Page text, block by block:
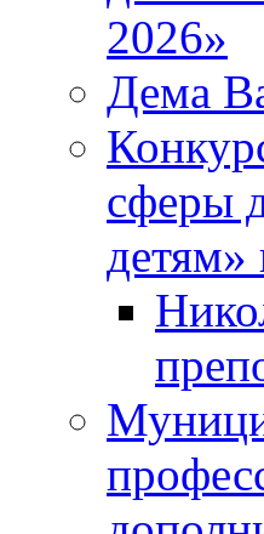
2026»
Дема
сферы
детям»